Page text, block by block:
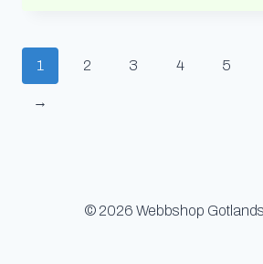
1 2 3 4 5
→
© 2026 Webbshop